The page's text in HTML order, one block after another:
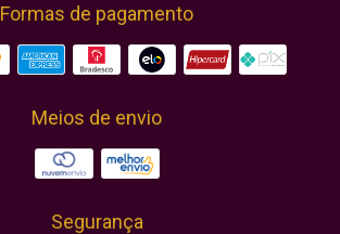
Formas de pagamento
Meios de envio
Segurança